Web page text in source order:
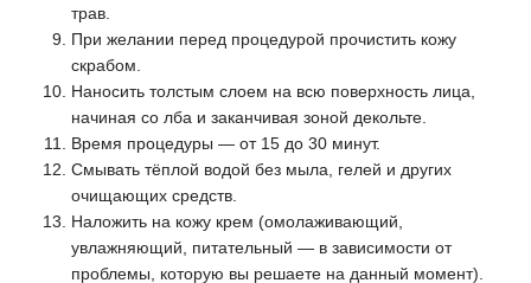
трав.
При желании перед процедурой прочистить кожу
скрабом.
Наносить толстым слоем на всю поверхность лица,
начиная со лба и заканчивая зоной декольте.
Время процедуры — от 15 до 30 минут.
Смывать тёплой водой без мыла, гелей и других
очищающих средств.
Наложить на кожу крем (омолаживающий,
увлажняющий, питательный — в зависимости от
проблемы, которую вы решаете на данный момент).